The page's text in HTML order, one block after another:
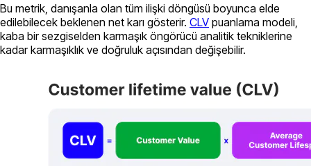
Bu metrik, danışanla olan tüm ilişki döngüsü boyunca elde
edilebilecek beklenen net karı gösterir. CLV puanlama modeli,
kaba bir sezgiselden karmaşık öngörücü analitik tekniklerine
kadar karmaşıklık ve doğruluk açısından değişebilir.